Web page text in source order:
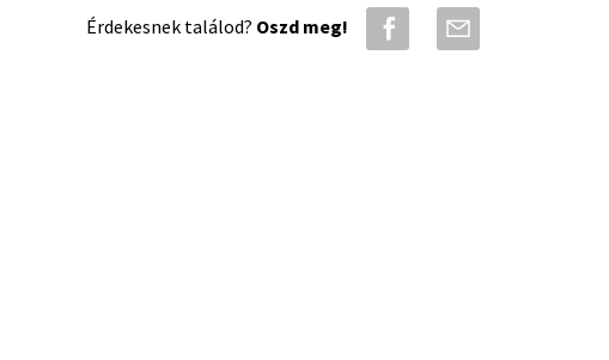
Érdekesnek találod? Oszd meg!